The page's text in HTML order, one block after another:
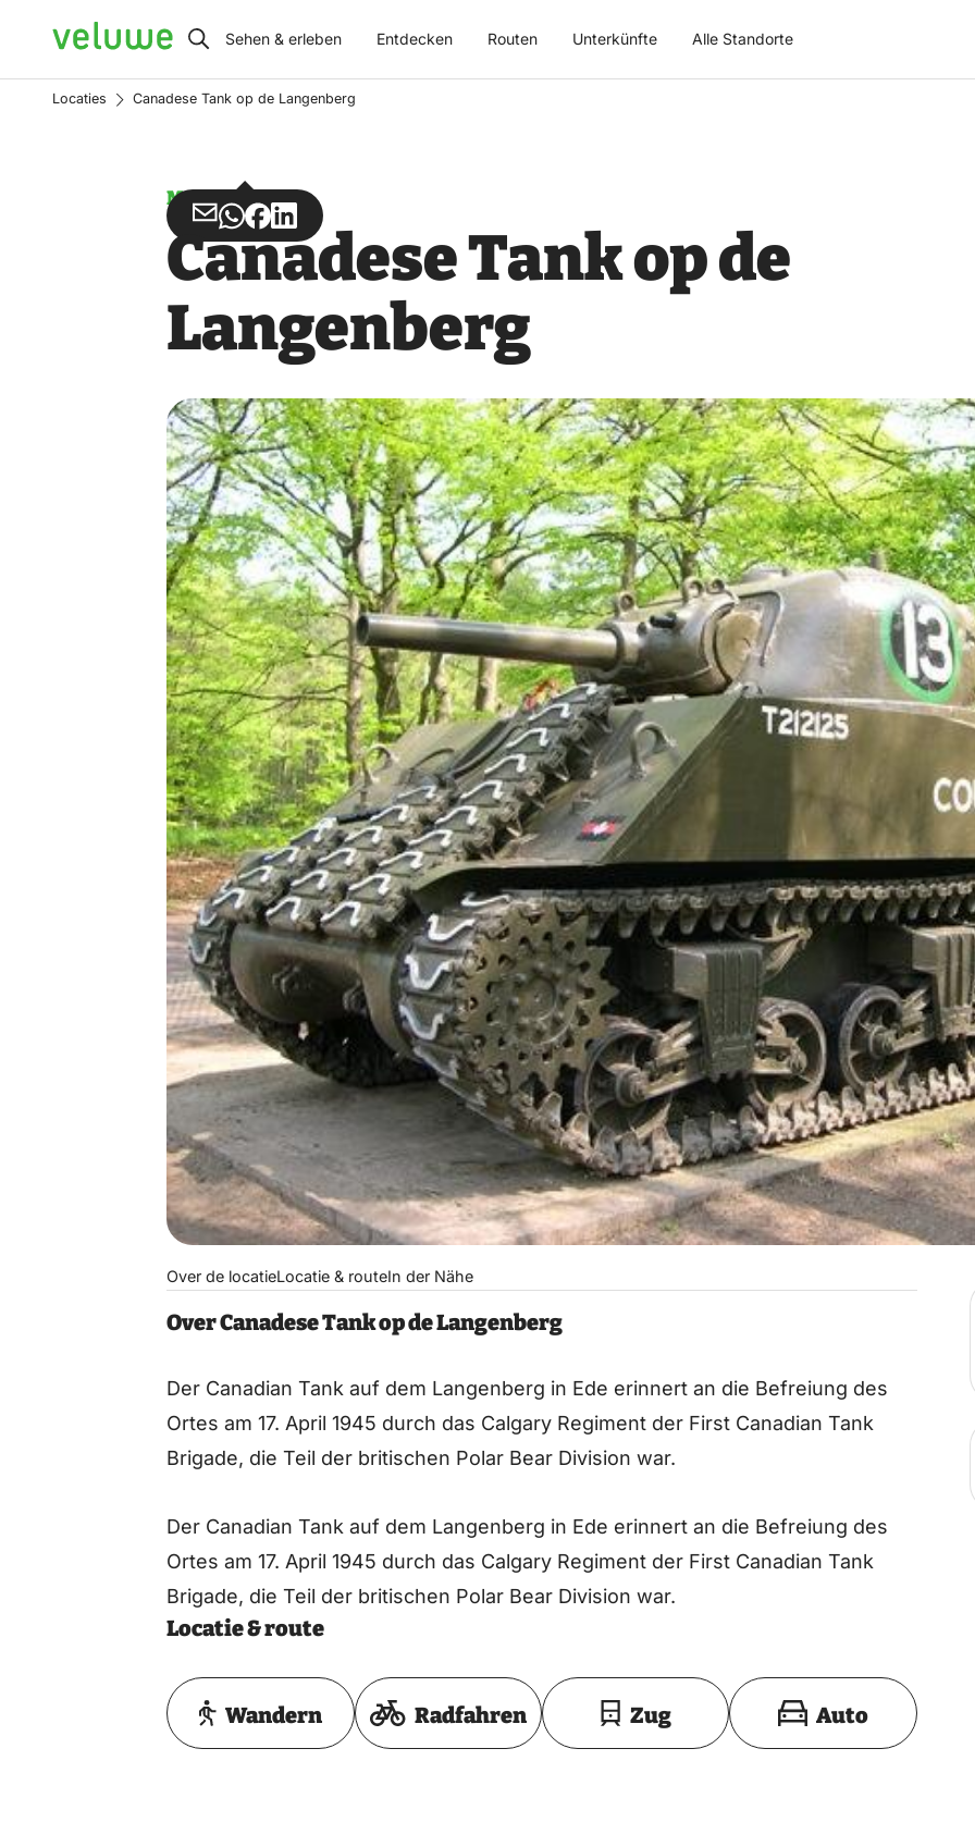
Veluwe Sehen & erleben Entdecken Routen Unterkünfte Alle Standorte
Locaties Canadese Tank op de Langenberg
Monument
Teilen
über
Teilen
über
Teilen
auf
Teilen
auf
Canadese Tank op de
Langenberg
Over de locatieLocatie & routeIn der Nähe
Over Canadese Tank op de Langenberg
Der Canadian Tank auf dem Langenberg in Ede erinnert an die Befreiung des
Ortes am 17. April 1945 durch das Calgary Regiment der First Canadian Tank
Brigade, die Teil der britischen Polar Bear Division war.
Der Canadian Tank auf dem Langenberg in Ede erinnert an die Befreiung des
Ortes am 17. April 1945 durch das Calgary Regiment der First Canadian Tank
Brigade, die Teil der britischen Polar Bear Division war.
Locatie & route
Toon op kaart
Wandern Radfahren Zug Auto